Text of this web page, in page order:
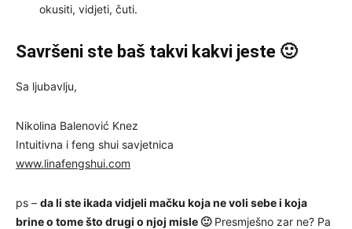
okusiti, vidjeti, čuti.
Savršeni ste baš takvi kakvi jeste 🙂
Sa ljubavlju,
Nikolina Balenović Knez
Intuitivna i feng shui savjetnica
www.linafengshui.com
ps – da li ste ikada vidjeli mačku koja ne voli sebe i koja
brine o tome što drugi o njoj misle 🙂Presmješno zar ne? Pa